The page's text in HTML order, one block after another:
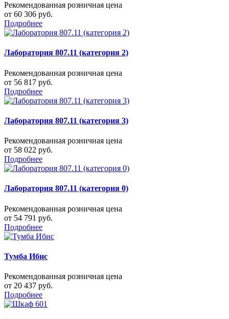
Рекомендованная розничная цена
от 60 306 руб.
Подробнее
Лаборатория 807.11 (категория 2)
Рекомендованная розничная цена
от 56 817 руб.
Подробнее
Лаборатория 807.11 (категория 3)
Рекомендованная розничная цена
от 58 022 руб.
Подробнее
Лаборатория 807.11 (категория 0)
Рекомендованная розничная цена
от 54 791 руб.
Подробнее
Тумба Ибис
Рекомендованная розничная цена
от 20 437 руб.
Подробнее